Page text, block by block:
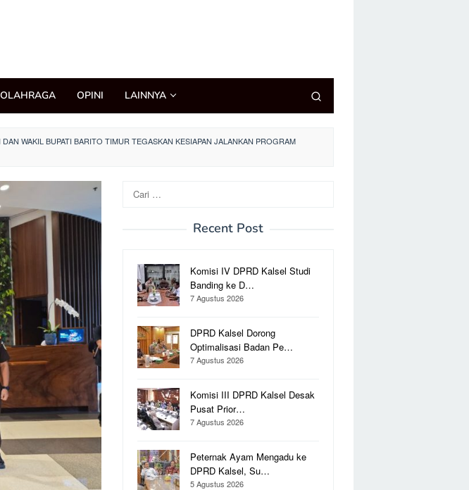
OLAHRAGA OPINI LAINNYA
WAKIL BUPATI BARITO TIMUR TEGASKAN KESIAPAN JALANKAN PROGRAM
Cari
untuk:
Recent Post
Komisi IV DPRD Kalsel Studi
Banding ke D…
7 Agustus 2026
DPRD Kalsel Dorong
Optimalisasi Badan Pe…
7 Agustus 2026
Komisi III DPRD Kalsel Desak
Pusat Prior…
7 Agustus 2026
Peternak Ayam Mengadu ke
DPRD Kalsel, Su…
5 Agustus 2026